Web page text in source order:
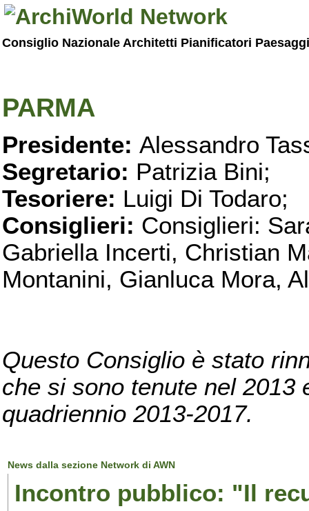
Consiglio Nazionale Architetti Pianificatori
PARMA
Presidente: Alessandro
Segretario: Patrizia Bini;
Tesoriere: Luigi Di Todaro;
Consiglieri: Consiglieri:
Gabriella Incerti, Christian
Montanini, Gianluca Mora,
Questo Consiglio è stato
che si sono tenute nel 2013
quadriennio 2013-2017.
News dalla sezione Network di AWN
Incontro pubblico: "Il